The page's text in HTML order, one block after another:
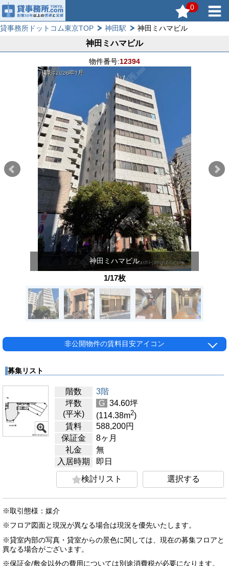
0
貸事務所ドットコム東京TOP 神田駅 神田ミハマビル
神田ミハマビル
物件番号:12394
神田ミハマビル
1/17枚
非公開物件の賃料目安アイコン
募集リスト
階数
3階
坪数
(平米)
G 34.60坪
(114.38m2)
賃料
588,200円
保証金
8ヶ月
礼金
無
入居時期
即日
検討リスト
選択する
※取引態様：媒介
※フロア図面と現況が異なる場合は現況を優先いたします。
※貸室内部の写真・貸室からの景色に関しては、現在の募集フロアと
異なる場合がございます。
※保証金/敷金以外の費用については別途消費税が必要になります。